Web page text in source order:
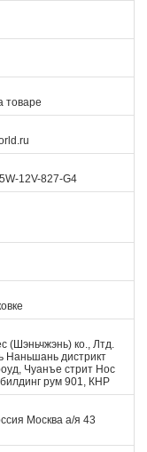
товаре
12V-827-G4
(Шэньчжэнь) ко., Лтд.
Наньшань дистрикт
Чуанъе стрит Нос
рум 901, КНР
Москва а/я 43